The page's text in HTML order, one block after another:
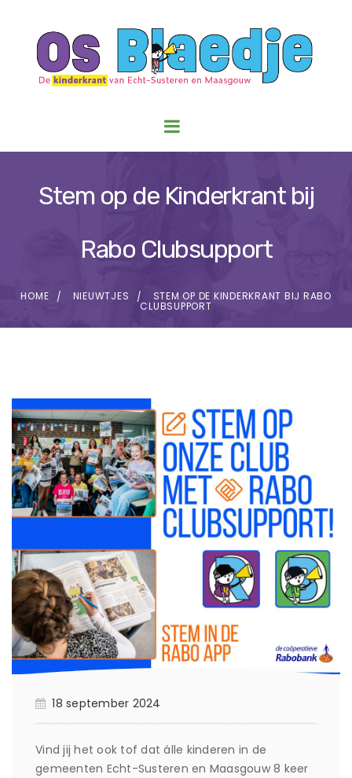
Stem op de Kinderkrant bij
Rabo Clubsupport
HOME NIEUWTJES STEM OP DE KINDERKRANT BIJ RABO
CLUBSUPPORT
18 september 2024
Vind jij het ook tof dat álle kinderen in de
gemeenten Echt-Susteren en Maasgouw 8 keer